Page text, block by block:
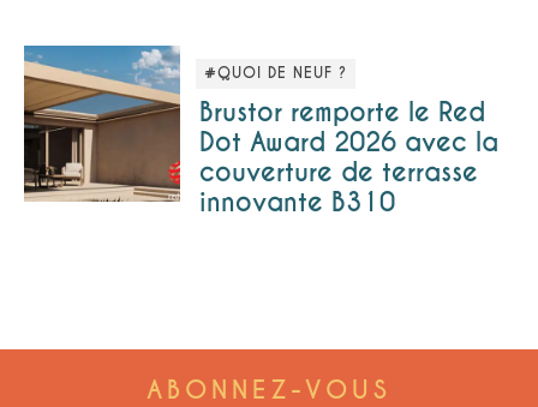
#QUOI DE NEUF ?
Brustor remporte le Red
Dot Award 2026 avec la
couverture de terrasse
innovante B310
ABONNEZ-VOUS